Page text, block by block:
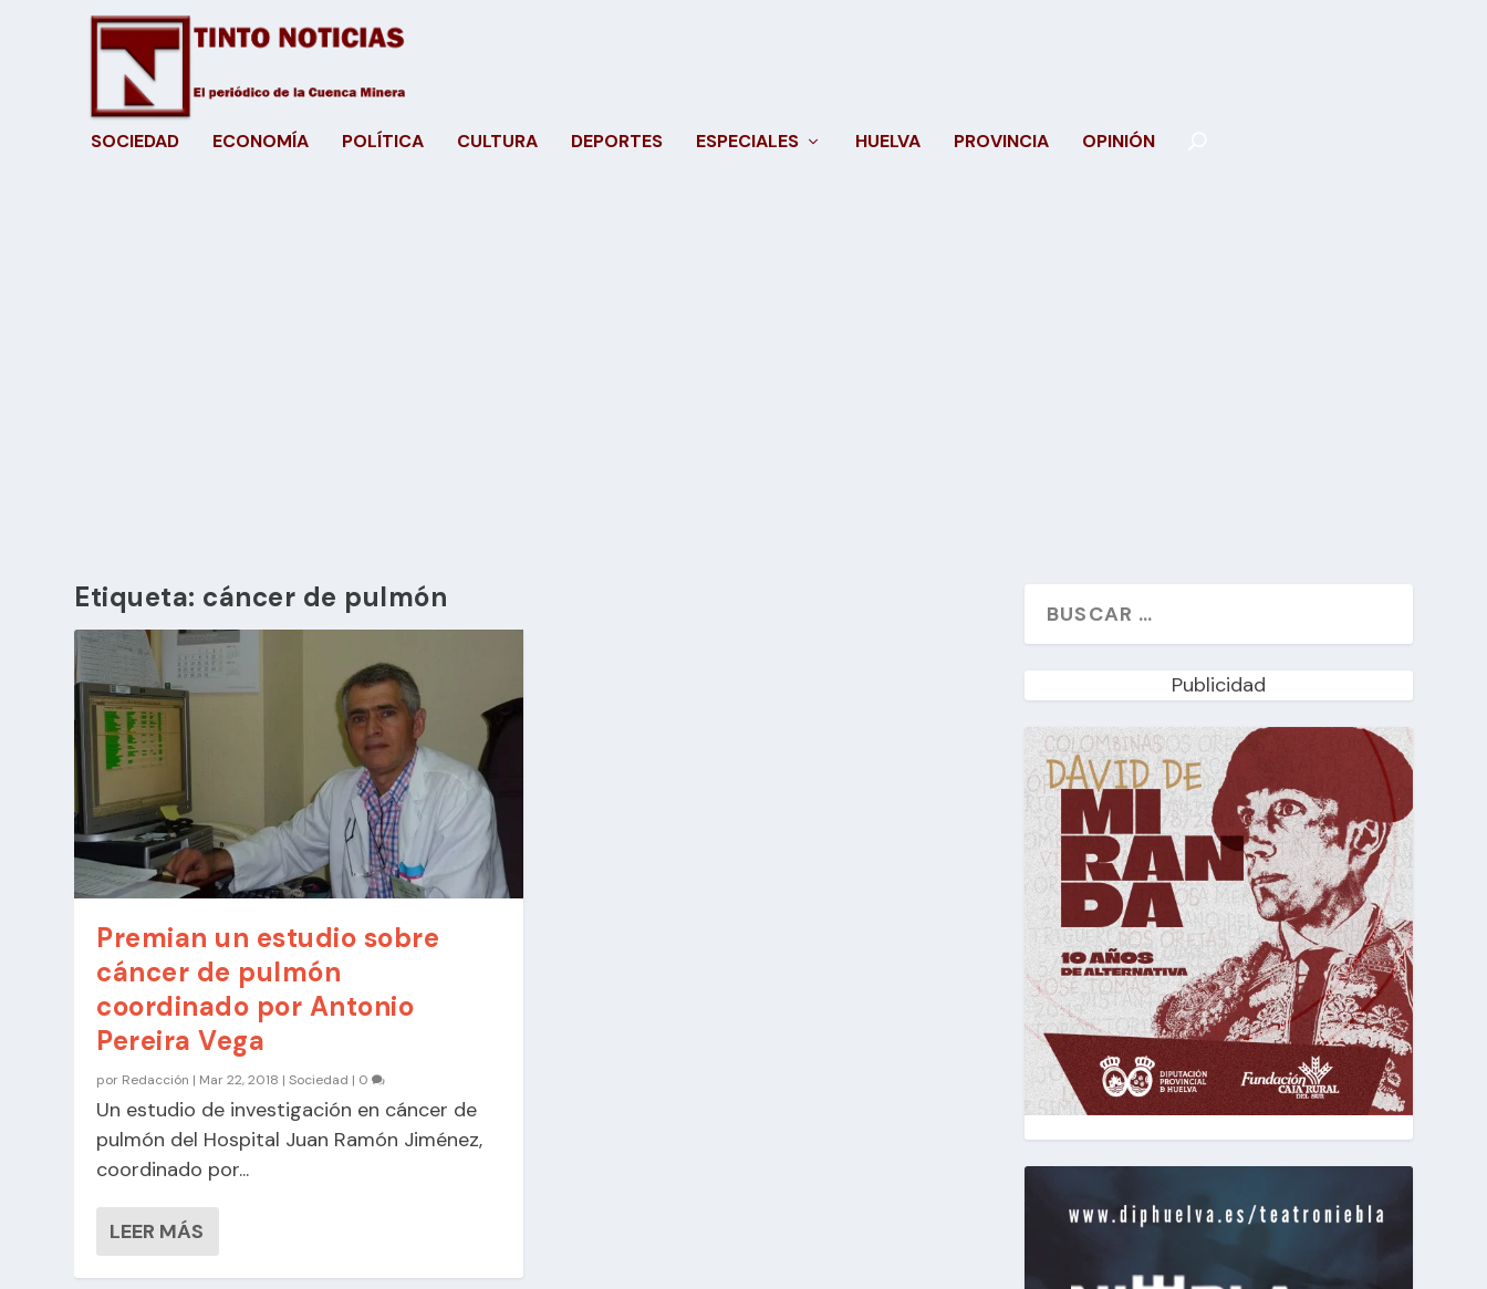
SOCIEDAD ECONOMÍA POLÍTICA CULTURA DEPORTES ESPECIALES HUELVA PROVINCIA OPINIÓN
Etiqueta: cáncer de pulmón
Premian un estudio sobre
cáncer de pulmón
coordinado por Antonio
Pereira Vega
por Redacción | Mar 22, 2018 |Sociedad | 0
Un estudio de investigación en cáncer de
pulmón del Hospital Juan Ramón Jiménez,
coordinado por...
LEER MÁS
Publicidad